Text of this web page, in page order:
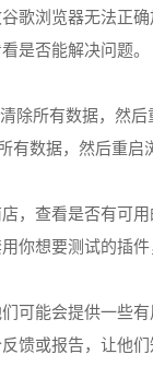
歌浏览器无法正确
是否能解决问题。
除所有数据，然后
有数据，然后重启
，查看是否有可用
你想要测试的插件
可能会提供一些有
馈或报告，让他们